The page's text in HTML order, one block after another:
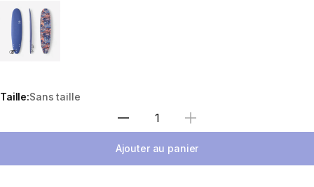
Choose a variant
Taille:Sans taille
Choisir une quantité
Ajouter au panier